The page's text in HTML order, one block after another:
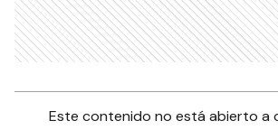
Este contenido no está abierto a